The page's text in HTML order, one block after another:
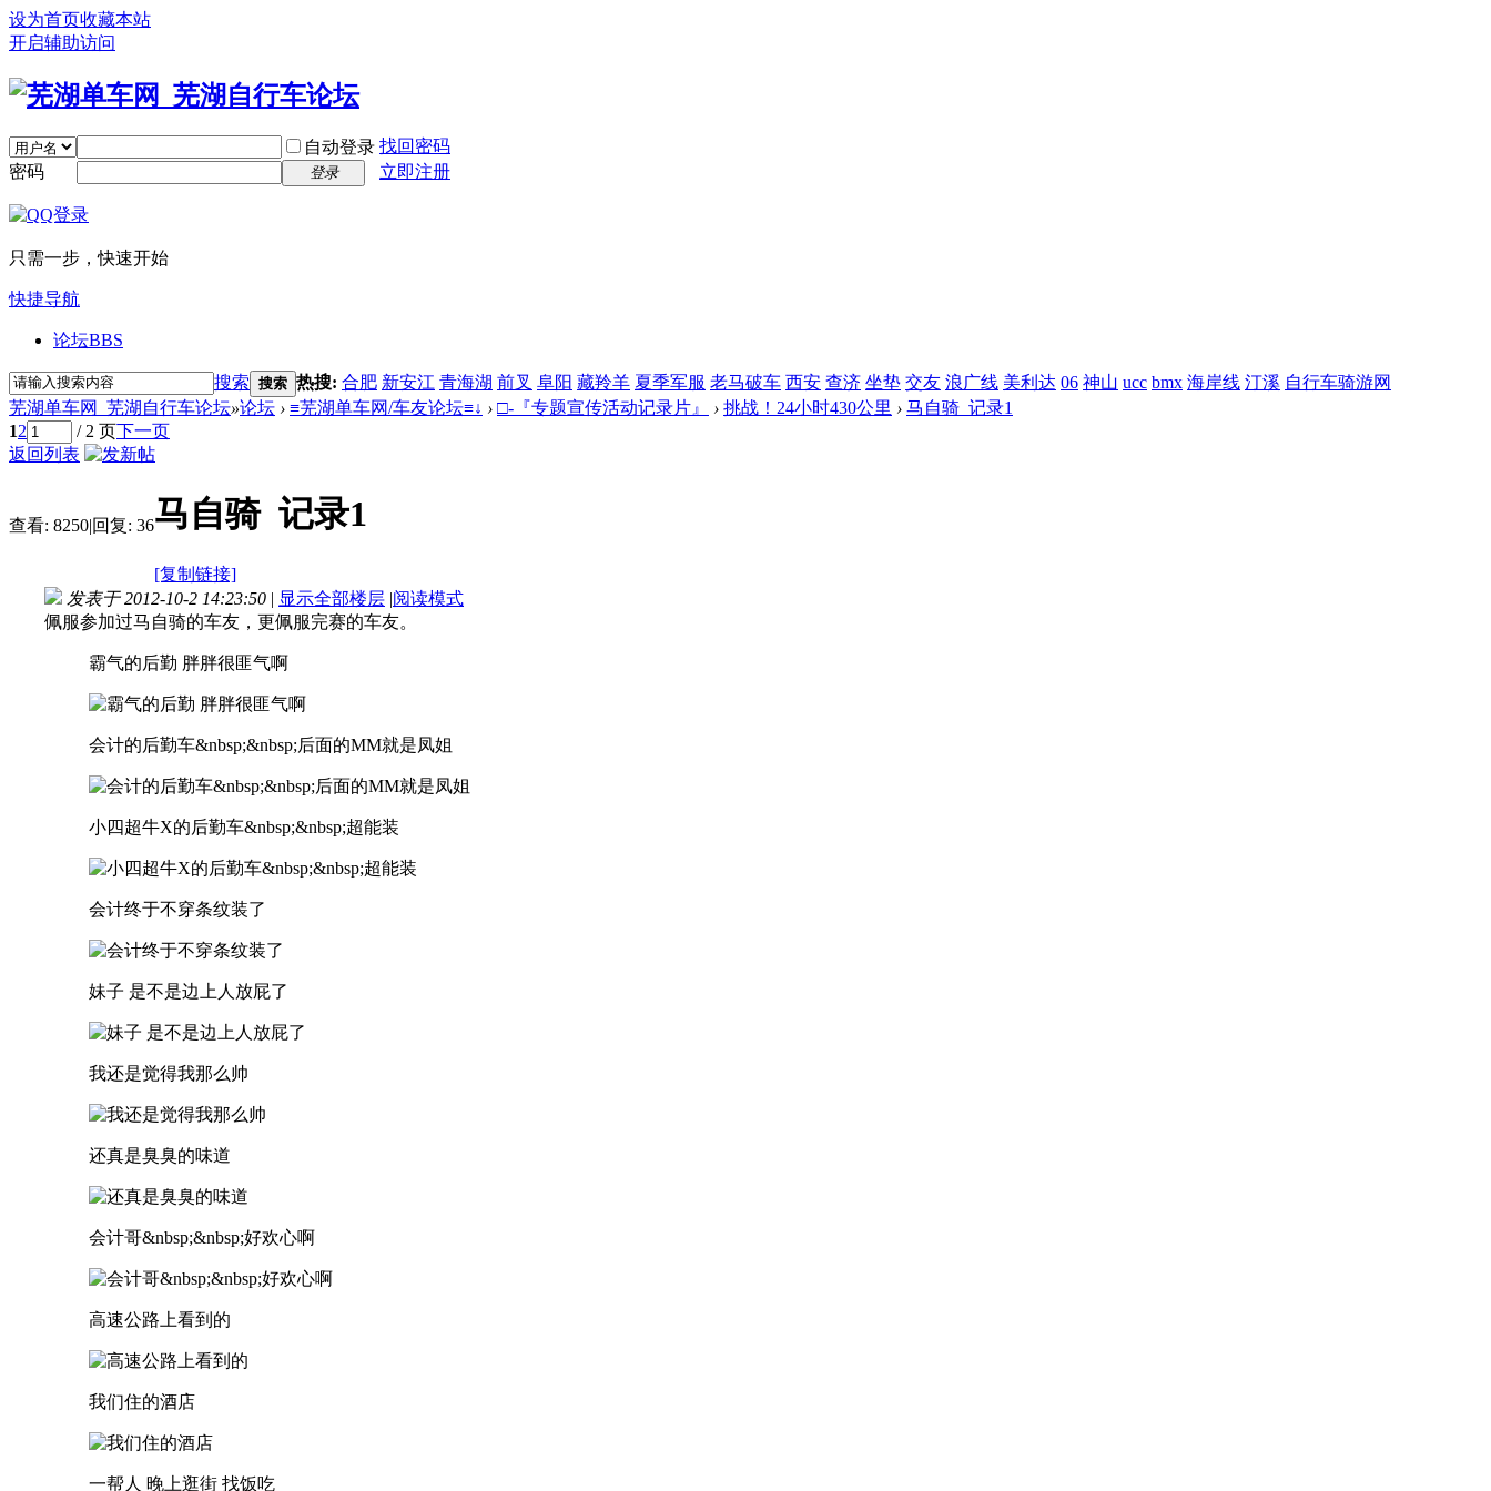
设为首页收藏本站
开启辅助访问
自动登录 找回密码
密码
登录 立即注册
只需一步，快速开始
快捷导航
论坛BBS
搜索 搜索 热搜: 合肥 新安江 青海湖 前叉 阜阳 藏羚羊 夏季军服 老马破车 西安 查济 坐垫 交友 浪广线 美利达 06 神山 ucc bmx 海岸线 汀溪 自行车骑游网
芜湖单车网_芜湖自行车论坛»论坛 › ≡芜湖单车网/车友论坛≡↓ › □-『专题宣传活动记录片』 › 挑战！24小时430公里 › 马自骑 记录1
12 / 2 页下一页
返回列表
查看: 8250|回复: 36马自骑 记录1
[复制链接]
发表于 2012-10-2 14:23:50 | 显示全部楼层 |阅读模式
佩服参加过马自骑的车友，更佩服完赛的车友。
霸气的后勤 胖胖很匪气啊
会计的后勤车&nbsp;&nbsp;后面的MM就是凤姐
小四超牛X的后勤车&nbsp;&nbsp;超能装
会计终于不穿条纹装了
妹子 是不是边上人放屁了
我还是觉得我那么帅
还真是臭臭的味道
会计哥&nbsp;&nbsp;好欢心啊
高速公路上看到的
我们住的酒店
一帮人 晚上逛街 找饭吃